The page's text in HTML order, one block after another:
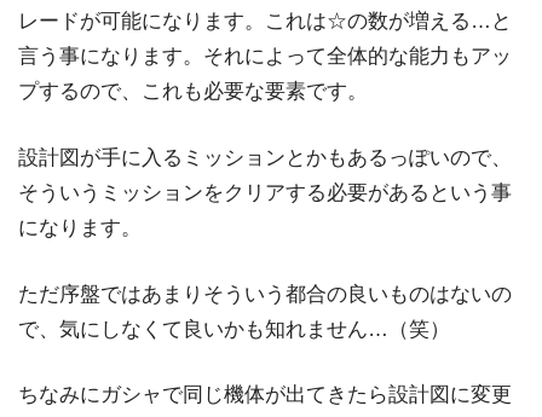
レードが可能になります。これは☆の数が増える…と
言う事になります。それによって全体的な能力もアッ
プするので、これも必要な要素です。
設計図が手に入るミッションとかもあるっぽいので、
そういうミッションをクリアする必要があるという事
になります。
ただ序盤ではあまりそういう都合の良いものはないの
で、気にしなくて良いかも知れません…（笑）
ちなみにガシャで同じ機体が出てきたら設計図に変更